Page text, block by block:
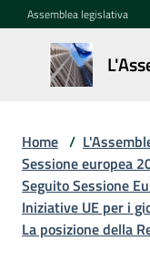
Vai al contenuto
Vai alla navigazione
Vai al footer
Assemblea legislativa
in Europa
Cos'è
la
Sessione
europea
Home /
Sessione europea
Seguito Sessione
Iniziative UE per i
La posizione della